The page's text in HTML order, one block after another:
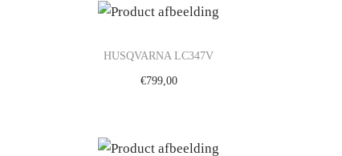
HUSQVARNA LC347V
€799,00